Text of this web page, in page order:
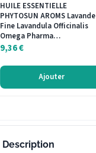
HUILE ESSENTIELLE
PHYTOSUN AROMS Lavande
Fine Lavandula Officinalis
Omega Pharma…
9,36€
Ajouter
Description